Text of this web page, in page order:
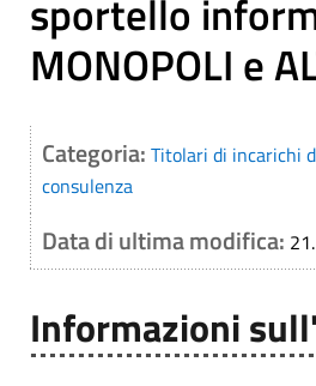
sportello
MONOPOLI e
Categoria: Titolari di incarichi
consulenza
Data di ultima modifica:
Informazioni